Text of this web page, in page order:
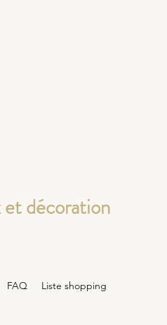
et décoration
FAQ Liste shopping